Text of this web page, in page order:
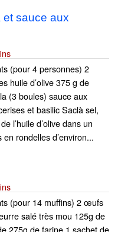
et sauce aux
(pour 4 personnes) 2
huile d’olive 375 g de
(3 boules) sauce aux
et basilic Saclà sel,
l’huile d’olive dans un
rondelles d’environ...
(pour 14 muffins) 2 œufs
salé très mou 125g de
275g de farine 1 sachet de